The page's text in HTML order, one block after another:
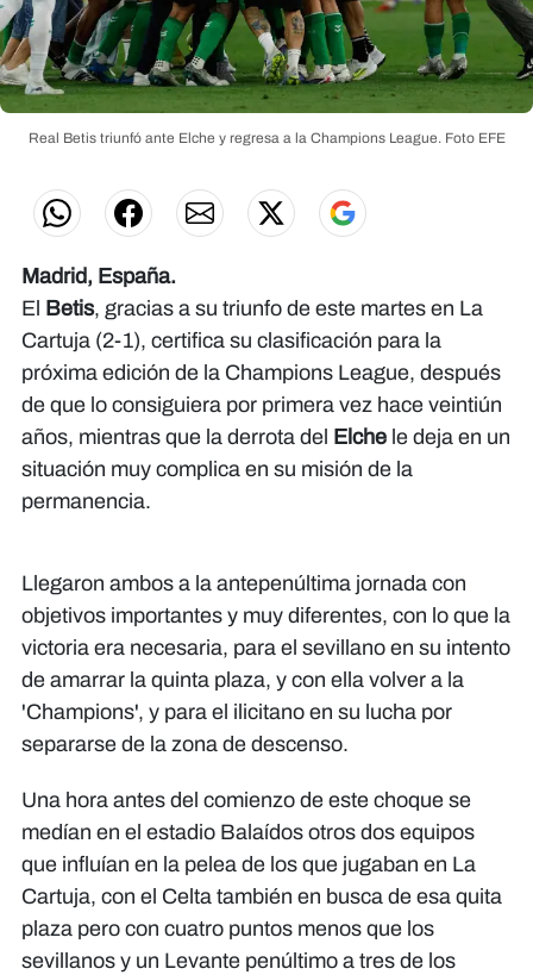
Real Betis triunfó ante Elche y regresa a la Champions League. Foto EFE
Madrid, España.
El Betis, gracias a su triunfo de este martes en La
Cartuja (2-1), certifica su clasificación para la
próxima edición de la Champions League, después
de que lo consiguiera por primera vez hace veintiún
años, mientras que la derrota del
Elche le deja en un
situación muy complica en su misión de la
permanencia.
Llegaron ambos a la antepenúltima jornada con
objetivos importantes y muy diferentes, con lo que la
victoria era necesaria, para el sevillano en su intento
de amarrar la quinta plaza, y con ella volver a la
'Champions', y para el ilicitano en su lucha por
separarse de la zona de descenso.
Una hora antes del comienzo de este choque se
medían en el estadio Balaídos otros dos equipos
que influían en la pelea de los que jugaban en La
Cartuja, con el Celta también en busca de esa quita
plaza pero con cuatro puntos menos que los
sevillanos y un Levante penúltimo a tres de los